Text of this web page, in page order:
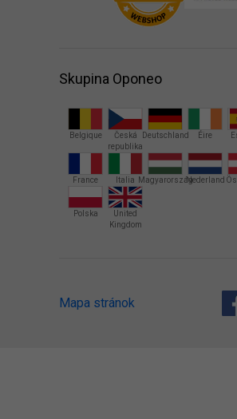
Skupina Oponeo
Belgique
Česká
republika
Deutschland Éire
France Italia MagyarországNederland
Polska
United
Kingdom
Mapa stránok